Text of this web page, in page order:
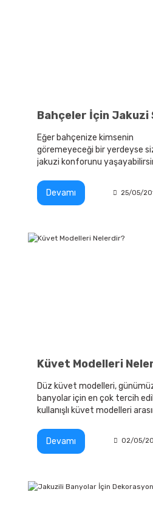
Bahçeler İçin Jakuzi
Eğer bahçenize kimsenin
göremeyeceği bir yerdeyse
jakuzi konforunu
modelleri hangileridir?
Devamı 25/05/
Küvet Modelleri
Düz küvet modelleri,
banyolar için en çok tercih
kullanışlı küvet modelleri
dikdörtgen küvet olarak da
Devamı 02/05/